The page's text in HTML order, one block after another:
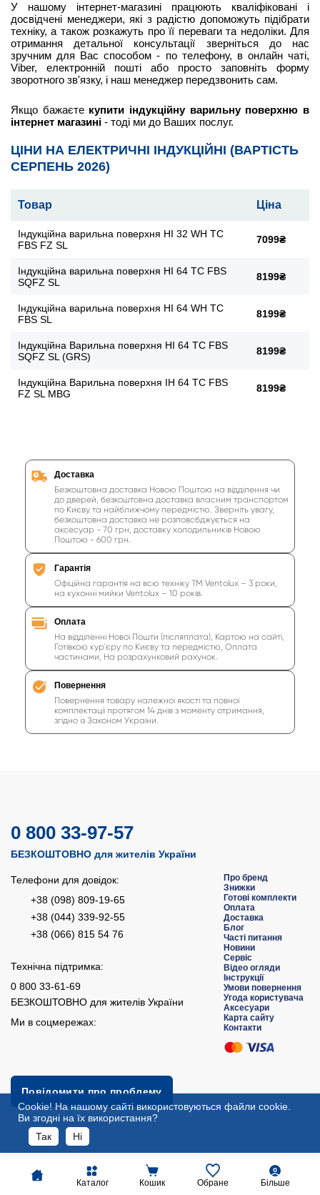
У нашому інтернет-магазині працюють кваліфіковані і
досвідчені менеджери, які з радістю допоможуть підібрати
техніку, а також розкажуть про її переваги та недоліки. Для
отримання детальної консультації зверніться до нас
зручним для Вас способом - по телефону, в онлайн чаті,
Viber, електронній пошті або просто заповніть форму
зворотного зв'язку, і наш менеджер передзвонить сам.
Якщо бажаєте купити індукційну варильну поверхню в
інтернет магазині - тоді ми до Ваших послуг.
ЦІНИ НА ЕЛЕКТРИЧНІ ІНДУКЦІЙНІ (ВАРТІСТЬ
СЕРПЕНЬ 2026)
Товар Ціна
Індукційна варильна поверхня HI 32 WH TC
FBS FZ SL
7099₴
Індукційна варильна поверхня HI 64 TC FBS
SQFZ SL
8199₴
Індукційна варильна поверхня HI 64 WH TC
FBS SL
8199₴
Індукційна Варильна поверхня HI 64 TC FBS
SQFZ SL (GRS)
8199₴
Індукційна Варильна поверхня IH 64 TC FBS
FZ SL MBG
8199₴
Доставка
Безкоштовна доставка Новою Поштою на відділення чи
до дверей, безкоштовна доставка власним транспортом
по Києву та найближчому передмістю. Зверніть увагу,
безкоштовна доставка не розповсбджується на
аксесуар - 70 грн, доставку холодильників Новою
Поштою - 600 грн.
Гарантія
Офіційна гарантія на всю техніку ТМ Ventolux – 3 роки,
на кухонні мийки Ventolux – 10 років.
Оплата
На відділенні Нової Пошти (післяплата), Картою на сайті,
Готівкою кур'єру по Києву та передмістю, Оплата
частинами, На розрахунковий рахунок.
Повернення
Повернення товару належної якості та повної
комплектації протягом 14 днів з моменту отримання,
згідно із Законом України.
0 800 33-97-57
БЕЗКОШТОВНО для жителів України
Телефони для довідок:
+38 (098) 809-19-65
+38 (044) 339-92-55
+38 (066) 815 54 76
Технічна підтримка:
0 800 33-61-69
БЕЗКОШТОВНО для жителів України
Ми в соцмережах:
Повідомити про проблему
Про бренд
Знижки
Готові комплекти
Оплата
Доставка
Блог
Часті питання
Новини
Сервіс
Відео огляди
Інструкції
Умови повернення
Угода користувача
Аксесуари
Карта сайту
Контакти
Каталог Кошик Обране Більше
Сookie! На нашому сайті використовуються файли cookie.
Ви згодні на їх використання?
Так
Ні